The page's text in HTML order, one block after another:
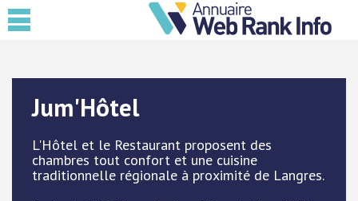
Jum'Hôtel
L'Hôtel et le Restaurant proposent des
chambres tout confort et une cuisine
traditionnelle régionale à proximité de Langres.